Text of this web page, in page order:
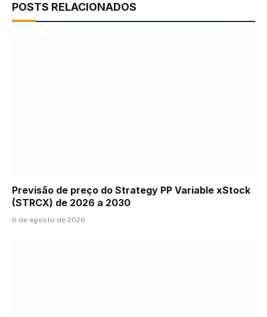
POSTS RELACIONADOS
Previsão de preço do Strategy PP Variable xStock
(STRCX) de 2026 a 2030
6 de agosto de 2026